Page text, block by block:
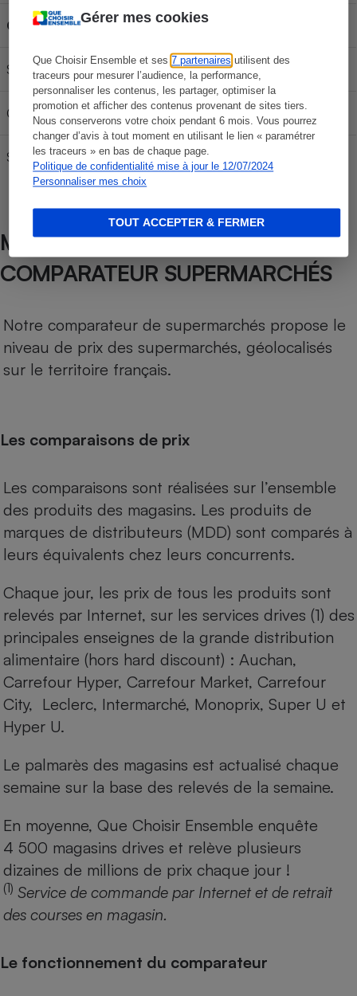
Gérer mes cookies
Que Choisir Ensemble et ses7 partenaires utilisent des
traceurs pour mesurer l’audience, la performance,
personnaliser les contenus, les partager, optimiser la
promotion et afficher des contenus provenant de sites tiers.
Nous conserverons votre choix pendant 6 mois. Vous pourrez
changer d’avis à tout moment en utilisant le lien « paramétrer
les traceurs » en bas de chaque page.
Politique de confidentialité mise à jour le 12/07/2024
Personnaliser mes choix
TOUT ACCEPTER & FERMER
Carburant 30L 50L
SP 95-E10 60,30 € 100,50 € 140,70 €
Gazole 65,67 € 109,45 € 153,23 €
SP 98 62,97 € 104,95 €
MÉTHODOLOGIE DE NOTRE
COMPARATEUR SUPERMARCHÉS
Notre comparateur de supermarchés propose le
niveau de prix des supermarchés, géolocalisés
sur le territoire français.
Les comparaisons de prix
Les comparaisons sont réalisées sur l’ensemble
des produits des magasins. Les produits de
marques de distributeurs (MDD) sont comparés à
leurs équivalents chez leurs concurrents.
Chaque jour, les prix de tous les produits sont
relevés par Internet, sur les services drives (1) des
principales enseignes de la grande distribution
alimentaire (hors hard discount) : Auchan,
Carrefour Hyper, Carrefour Market, Carrefour
City, Leclerc, Intermarché, Monoprix, Super U et
Hyper U.
Le palmarès des magasins est actualisé chaque
semaine sur la base des relevés de la semaine.
En moyenne, Que Choisir Ensemble enquête
4 500 magasins drives et relève plusieurs
dizaines de millions de prix chaque jour !
(1) Service de commande par Internet et de retrait
des courses en magasin.
Le fonctionnement du comparateur